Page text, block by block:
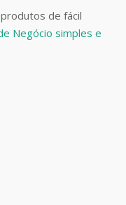
de fácil
Negócio simples e